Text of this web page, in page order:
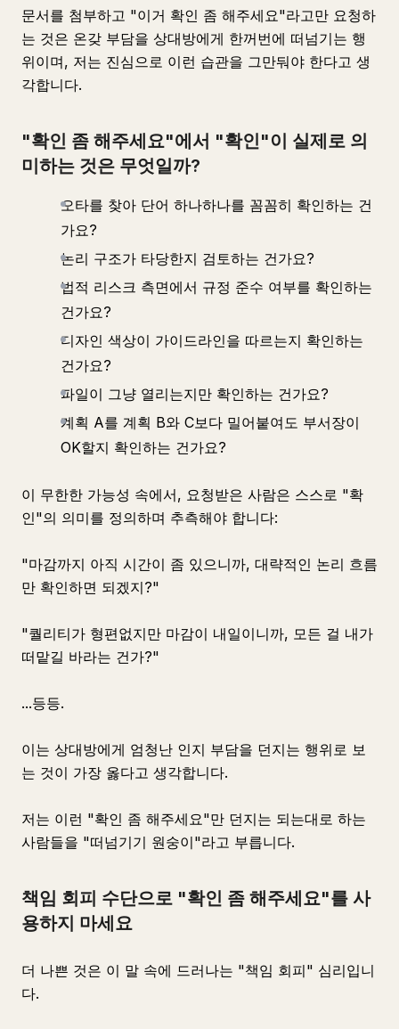
문서를 첨부하고 "이거 확인 좀 해주세요"라고만 요청하
는 것은 온갖 부담을 상대방에게 한꺼번에 떠넘기는 행
위이며, 저는 진심으로 이런 습관을 그만둬야 한다고 생
각합니다.
"확인 좀 해주세요"에서 "확인"이 실제로 의
미하는 것은 무엇일까?
오타를 찾아 단어 하나하나를 꼼꼼히 확인하는 건
가요?
논리 구조가 타당한지 검토하는 건가요?
법적 리스크 측면에서 규정 준수 여부를 확인하는
건가요?
디자인 색상이 가이드라인을 따르는지 확인하는
건가요?
파일이 그냥 열리는지만 확인하는 건가요?
계획 A를 계획 B와 C보다 밀어붙여도 부서장이
OK할지 확인하는 건가요?
이 무한한 가능성 속에서, 요청받은 사람은 스스로 "확
인"의 의미를 정의하며 추측해야 합니다:
"마감까지 아직 시간이 좀 있으니까, 대략적인 논리 흐름
만 확인하면 되겠지?"
"퀄리티가 형편없지만 마감이 내일이니까, 모든 걸 내가
떠맡길 바라는 건가?"
...등등.
이는 상대방에게 엄청난 인지 부담을 던지는 행위로 보
는 것이 가장 옳다고 생각합니다.
저는 이런 "확인 좀 해주세요"만 던지는 되는대로 하는
사람들을 "떠넘기기 원숭이"라고 부릅니다.
책임 회피 수단으로 "확인 좀 해주세요"를 사
용하지 마세요
더 나쁜 것은 이 말 속에 드러나는 "책임 회피" 심리입니
다.